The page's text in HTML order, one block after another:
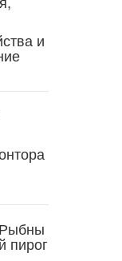
и
Рыбны
й пирог